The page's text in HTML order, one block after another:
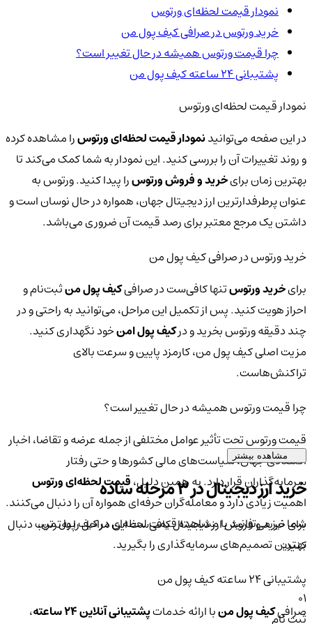
نمودار قیمت لحظه‌ای ورتوس
خرید ورتوس در صرافی کیف پول من
چرا قیمت ورتوس همیشه در حال تغییر است؟
پشتیبانی ۲۴ ساعته کیف پول من
نمودار قیمت لحظه‌ای ورتوس
در این صفحه می‌توانیدنمودار قیمت لحظه‌ای ورتوسرا مشاهده کرده
و روند تغییرات آن را بررسی کنید. این نمودار به شما کمک می‌کند تا
بهترین زمان برایخرید و فروش ورتوسرا پیدا کنید. ورتوس به
عنوان پرطرفدارترین ارز دیجیتال جهان، همواره در حال نوسان است و
داشتن یک مرجع معتبر برای رصد قیمت آن ضروری می‌باشد.
خرید ورتوس در صرافی کیف پول من
برایخرید ورتوستنها کافی‌ست در صرافیکیف پول منثبت‌نام و
احراز هویت کنید. پس از تکمیل این مراحل، می‌توانید به راحتی و در
چند دقیقه ورتوس بخرید و درکیف پول امنخود نگهداری کنید.
مزیت اصلی کیف پول من، کارمزد پایین و سرعت بالای
تراکنش‌هاست.
چرا قیمت ورتوس همیشه در حال تغییر است؟
قیمت ورتوس تحت تأثیر عوامل مختلفی از جمله عرضه و تقاضا، اخبار
اقتصادی جهان، سیاست‌های مالی کشورها و حتی رفتار
سرمایه‌گذاران قرار دارد. به همین دلیل،قیمت لحظه‌ای ورتوس
اهمیت زیادی دارد و معامله‌گران حرفه‌ای همواره آن را دنبال می‌کنند.
شما نیز می‌توانید با مشاهده قیمت لحظه‌ای در کیف پول من،
بهترین تصمیم‌های سرمایه‌گذاری را بگیرید.
پشتیبانی ۲۴ ساعته کیف پول من
صرافیکیف پول منبا ارائه خدماتپشتیبانی آنلاین ۲۴ ساعته
،
مشاهده بیشتر
خرید ارز دیجیتال در 3 مرحله ساده
برای خرید و فروش ارز دیجیتال کافی‌ست این مراحل را به‌ترتیب دنبال
کنید:
01
ثبت نام